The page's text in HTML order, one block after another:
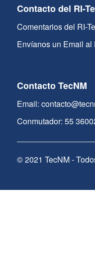
Contacto del RI-
Comentarios del RI-
Envíanos un Email al
Contacto TecNM
Email:
Conmutador: 55
© 2021 TecNM -